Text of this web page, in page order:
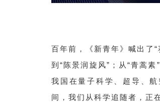
百年前，《新青年》喊出了
到“陈景润旋风”；从“青蒿
我国在量子科学、超导、
间，我们从科学追随者，正